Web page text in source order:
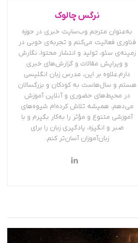
نرگس چالوک
به‌عنوان مترجم وب‌سایت خبری در حوزه
فناوری فعالیت می‌کنم و تجربه‌ی خوبی در
زمینه‌ی سئو، تولید و انتشار محتوا، نگارش
و ویرایش مقالات و گزارش‌های خبری
دارم.علاوه بر این، مدرس زبان انگلیسی
هستم و سال‌هاست به کودکان و بزرگسالان
در محیط‌های حضوری و آنلاین آموزش
می‌دهم. همیشه تلاش کرده‌ام شیوه‌های
آموزشی متنوع و مؤثر را به‌کار بگیرم و با
صبر و انگیزه، یادگیری زبان را برای
زبان‌آموزان آسان‌تر کنم.